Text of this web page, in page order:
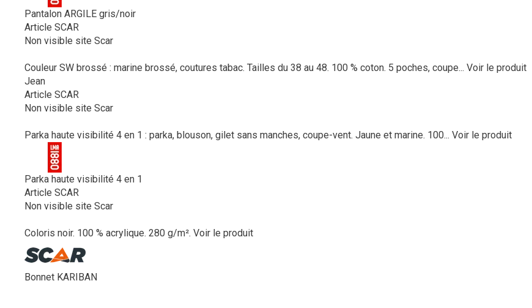
Pantalon ARGILE gris/noir
Article SCAR
Non visible site Scar
Couleur SW brossé : marine brossé, coutures tabac. Tailles du 38 au 48. 100 % coton. 5 poches, coupe... Voir le produit
Jean
Article SCAR
Non visible site Scar
Parka haute visibilité 4 en 1 : parka, blouson, gilet sans manches, coupe-vent. Jaune et marine. 100... Voir le produit
Parka haute visibilité 4 en 1
Article SCAR
Non visible site Scar
Coloris noir. 100 % acrylique. 280 g/m². Voir le produit
Bonnet KARIBAN